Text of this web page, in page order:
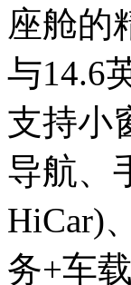
座舱的
与14.6
支持小
导航、
HiCar)
务+车